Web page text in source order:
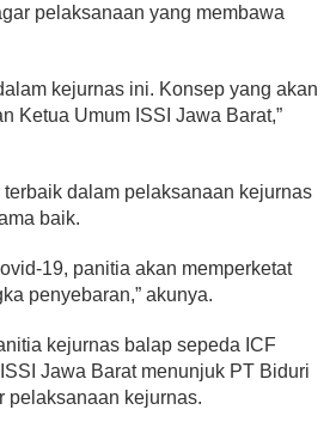
pelaksanaan yang membawa
kejurnas ini. Konsep yang akan
Ketua Umum ISSI Jawa Barat,”
dalam pelaksanaan kejurnas
baik.
19, panitia akan memperketat
penyebaran,” akunya.
kejurnas balap sepeda ICF
Jawa Barat menunjuk PT Biduri
pelaksanaan kejurnas.